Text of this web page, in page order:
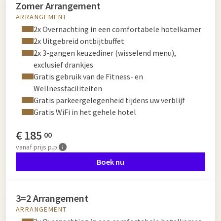
Zomer Arrangement
ARRANGEMENT
2x Overnachting in een comfortabele hotelkamer
2x Uitgebreid ontbijtbuffet
2x 3-gangen keuzediner (wisselend menu),
exclusief drankjes
Gratis gebruik van de Fitness- en
Wellnessfaciliteiten
Gratis parkeergelegenheid tijdens uw verblijf
Gratis WiFi in het gehele hotel
€185 00
vanafprijs p.p.
Boek nu
3=2 Arrangement
ARRANGEMENT